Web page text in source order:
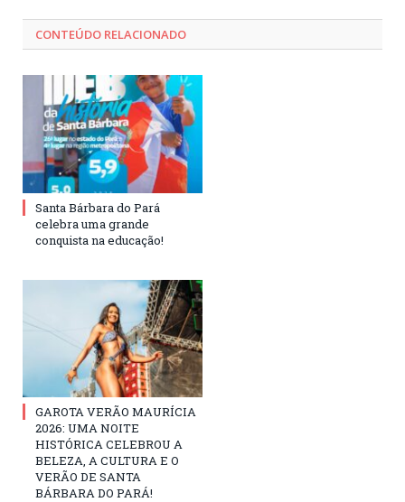
CONTEÚDO RELACIONADO
Santa Bárbara do Pará
celebra uma grande
conquista na educação!
GAROTA VERÃO MAURÍCIA
2026: UMA NOITE
HISTÓRICA CELEBROU A
BELEZA, A CULTURA E O
VERÃO DE SANTA
BÁRBARA DO PARÁ!